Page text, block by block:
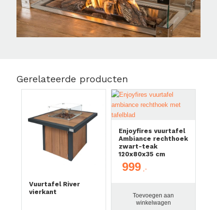
Gerelateerde producten
Vuurtafel River
vierkant
Enjoyfires vuurtafel
Ambiance rechthoek
zwart-teak
120x80x35 cm
999
Toevoegen aan
winkelwagen